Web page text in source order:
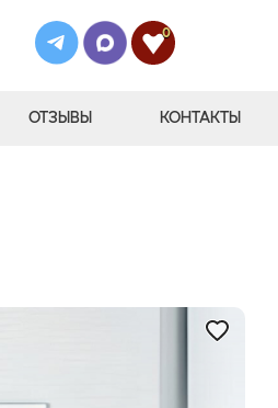
0
ОТЗЫВЫ КОНТАКТЫ